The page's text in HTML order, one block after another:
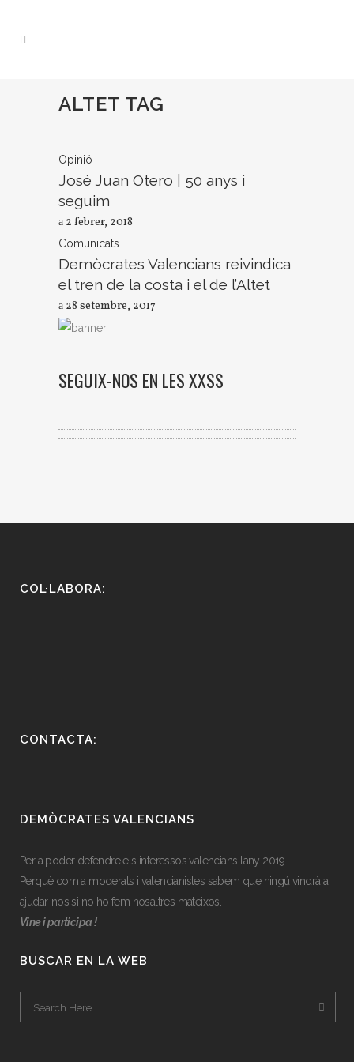
ALTET TAG
Opinió
José Juan Otero | 50 anys i
seguim
2 febrer, 2018
Comunicats
Demòcrates Valencians reivindica
el tren de la costa i el de l’Altet
28 setembre, 2017
SEGUIX-NOS EN LES XXSS
COL·LABORA:
CONTACTA:
DEMÒCRATES VALENCIANS
Per a poder defendre els interessos valencians l’any 2019.
Perquè com a moderats i valencianistes sabem que ningú vindrà a
ajudar-nos si no ho fem nosaltres mateixos.
Vine i participa !
BUSCAR EN LA WEB